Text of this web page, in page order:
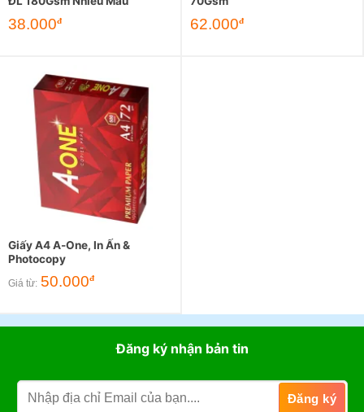
Giá
gốc
38.000đGiá
62.000đ
Giấy A4 A-One, In Ấn &
Photocopy
Giá từ: 50.000đ
Đăng ký nhận bản tin